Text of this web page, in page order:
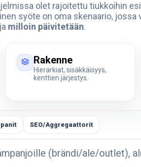
olet rajoitettu tiukkoihin
syöte on oma skenaario, jossa
ja milloin päivitetään.
Rakenne
Hierarkiat, sisäkkäisyys,
kenttien järjestys.
SEO/Aggregaattorit
(brändi/ale/outlet),